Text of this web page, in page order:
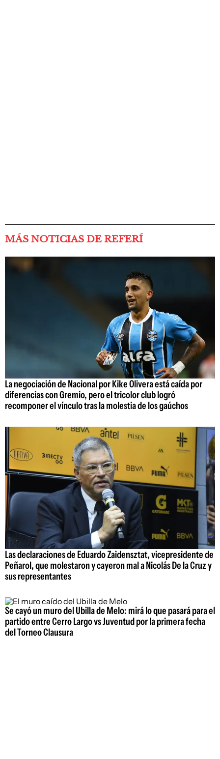
MÁS NOTICIAS DE REFERÍ
La negociación de Nacional por Kike Olivera está caída por
diferencias con Gremio, pero el tricolor club logró
recomponer el vínculo tras la molestia de los gaúchos
Las declaraciones de Eduardo Zaidensztat, vicepresidente de
Peñarol, que molestaron y cayeron mal a Nicolás De la Cruz y
sus representantes
Se cayó un muro del Ubilla de Melo: mirá lo que pasará para el
partido entre Cerro Largo vs Juventud por la primera fecha
del Torneo Clausura